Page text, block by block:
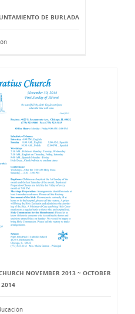
DE BURLADA
NOVEMBER 2013 ~ OCTOBER
2014